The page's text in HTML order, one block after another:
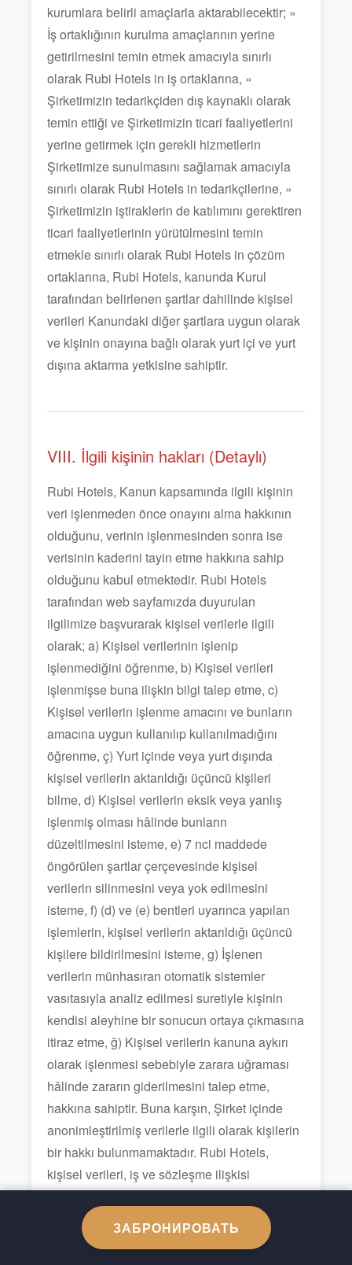
kurumlara belirli amaçlarla aktarabilecektir; »
İş ortaklığının kurulma amaçlarının yerine
getirilmesini temin etmek amacıyla sınırlı
olarak Rubi Hotels in iş ortaklarına, »
Şirketimizin tedarikçiden dış kaynaklı olarak
temin ettiği ve Şirketimizin ticari faaliyetlerini
yerine getirmek için gerekli hizmetlerin
Şirketimize sunulmasını sağlamak amacıyla
sınırlı olarak Rubi Hotels in tedarikçilerine, »
Şirketimizin iştiraklerin de katılımını gerektiren
ticari faaliyetlerinin yürütülmesini temin
etmekle sınırlı olarak Rubi Hotels in çözüm
ortaklarına, Rubi Hotels, kanunda Kurul
tarafından belirlenen şartlar dahilinde kişisel
verileri Kanundaki diğer şartlara uygun olarak
ve kişinin onayına bağlı olarak yurt içi ve yurt
dışına aktarma yetkisine sahiptir.
VIII. İlgili kişinin hakları (Detaylı)
Rubi Hotels, Kanun kapsamında ilgili kişinin
veri işlenmeden önce onayını alma hakkının
olduğunu, verinin işlenmesinden sonra ise
verisinin kaderini tayin etme hakkına sahip
olduğunu kabul etmektedir. Rubi Hotels
tarafından web sayfamızda duyurulan
ilgilimize başvurarak kişisel verilerle ilgili
olarak; a) Kişisel verilerinin işlenip
işlenmediğini öğrenme, b) Kişisel verileri
işlenmişse buna ilişkin bilgi talep etme, c)
Kişisel verilerin işlenme amacını ve bunların
amacına uygun kullanılıp kullanılmadığını
öğrenme, ç) Yurt içinde veya yurt dışında
kişisel verilerin aktarıldığı üçüncü kişileri
bilme, d) Kişisel verilerin eksik veya yanlış
işlenmiş olması hâlinde bunların
düzeltilmesini isteme, e) 7 nci maddede
öngörülen şartlar çerçevesinde kişisel
verilerin silinmesini veya yok edilmesini
isteme, f) (d) ve (e) bentleri uyarınca yapılan
işlemlerin, kişisel verilerin aktarıldığı üçüncü
kişilere bildirilmesini isteme, g) İşlenen
verilerin münhasıran otomatik sistemler
vasıtasıyla analiz edilmesi suretiyle kişinin
kendisi aleyhine bir sonucun ortaya çıkmasına
itiraz etme, ğ) Kişisel verilerin kanuna aykırı
olarak işlenmesi sebebiyle zarara uğraması
hâlinde zararın giderilmesini talep etme,
hakkına sahiptir. Buna karşın, Şirket içinde
anonimleştirilmiş verilerle ilgili olarak kişilerin
bir hakkı bulunmamaktadır. Rubi Hotels,
kişisel verileri, iş ve sözleşme ilişkisi
gereğince, bir yargısal görevin ya da devlet
otoritesinin Kanuni yetkilerini kullanması
amacıyla ilgili kurum ve kuruluşlarca
ЗАБРОНИРОВАТЬ